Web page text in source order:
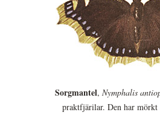
Sorgmantel, Nymphalis
praktfjärilar. Den har mörkt